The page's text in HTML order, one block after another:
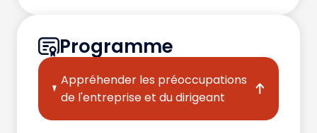
Programme
Appréhender les préoccupations
de l'entreprise et du dirigeant